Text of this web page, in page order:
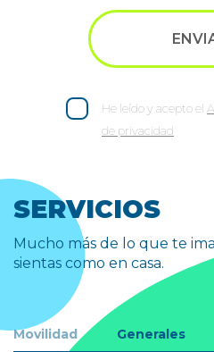
He leído y acepto el
de privacidad
SERVICIOS
Mucho más de lo que te
sientas como en casa.
Movilidad Generales